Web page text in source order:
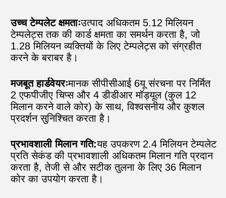
उच्च टेम्पलेट क्षमताःउत्पाद अधिकतम 5.12 मिलियन
टेम्पलेट्स तक की कार्ड क्षमता का समर्थन करता है, जो
1.28 मिलियन व्यक्तियों के लिए टेम्पलेट्स को संग्रहीत
करने के बराबर है।
मजबूत हार्डवेयरःमानक सीपीसीआई 6यू संरचना पर निर्मित
2 एफपीजीए चिप्स और 4 डीडीआर मॉड्यूल (कुल 12
मिलान करने वाले कोर) के साथ, विश्वसनीय और कुशल
प्रदर्शन सुनिश्चित करता है।
प्रभावशाली मिलान गति:यह उपकरण 2.4 मिलियन टेम्पलेट
प्रति सेकंड की प्रभावशाली अधिकतम मिलान गति प्रदान
करता है, तेजी से और सटीक तुलना के लिए 36 मिलान
कोर का उपयोग करता है।